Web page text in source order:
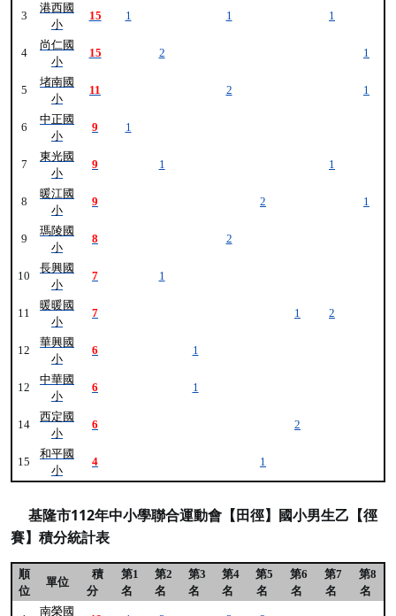
3
港西國
小
15 1 1 1
4
尚仁國
小
15 2 1
5
堵南國
小
11 2 1
6
中正國
小
9 1
7
東光國
小
9 1 1
8
暖江國
小
9 2 1
9
瑪陵國
小
8 2
10
長興國
小
7 1
11
暖暖國
小
7 1 2
12
華興國
小
6 1
12
中華國
小
6 1
14
西定國
小
6 2
15
和平國
小
4 1
基隆市112年中小學聯合運動會【田徑】國小男生乙【徑
賽】積分統計表
順
位
單位
積
分
第1
名
第2
名
第3
名
第4
名
第5
名
第6
名
第7
名
第8
名
南榮國